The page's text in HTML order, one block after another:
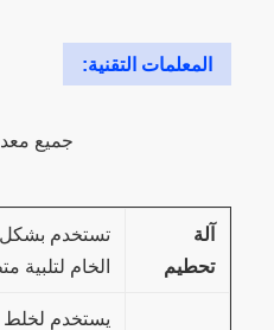
المعلمات التقنية:
جميع
آلة
تحطيم
تستخدم
الخام لتلبية
يستخدم لخلط